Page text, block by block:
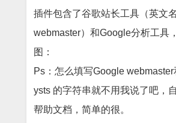
插件包含了谷歌站长工具（英文
webmaster）和Google分析工具
图：
Ps：怎么填写Google webmaster
ysts 的字符串就不用我说了吧，
帮助文档，简单的很。